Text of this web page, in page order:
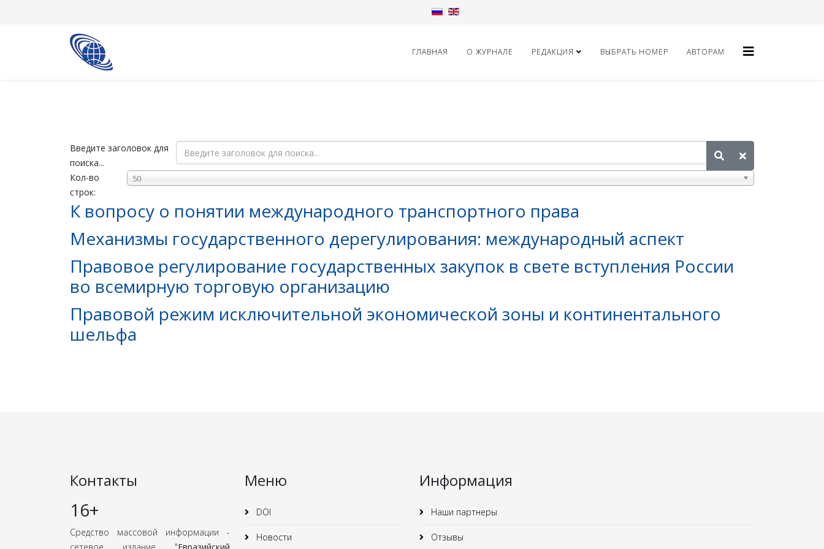
ГЛАВНАЯ О ЖУРНАЛЕ РЕДАКЦИЯ ВЫБРАТЬ НОМЕР АВТОРАМ
Введите заголовок для
поиска...
Кол-во
строк:
50
К вопросу о понятии международного транспортного права
Механизмы государственного дерегулирования: международный аспект
Правовое регулирование государственных закупок в свете вступления России
во всемирную торговую организацию
Правовой режим исключительной экономической зоны и континентального
шельфа
Контакты
16+
Средство массовой информации -
Меню
DOI
Новости
Информация
Наши партнеры
Отзывы